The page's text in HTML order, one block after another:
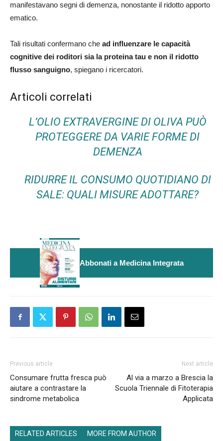
manifestavano segni di demenza, nonostante il ridotto apporto
ematico.
Tali risultati confermano che ad influenzare le capacità
cognitive dei roditori sia la proteina tau e non il ridotto
flusso sanguigno, spiegano i ricercatori.
Articoli correlati
L’OLIO EXTRAVERGINE DI OLIVA PUÒ
PROTEGGERE DA VARIE FORME DI
DEMENZA
RIDURRE IL CONSUMO QUOTIDIANO DI
SALE: QUALI MISURE ADOTTARE?
Abbonati a Medicina Integrata
Previous article
Consumare frutta fresca può
aiutare a contrastare la
sindrome metabolica
Next article
Al via a marzo a Brescia la
Scuola Triennale di Fitoterapia
Applicata
RELATED ARTICLES MORE FROM AUTHOR